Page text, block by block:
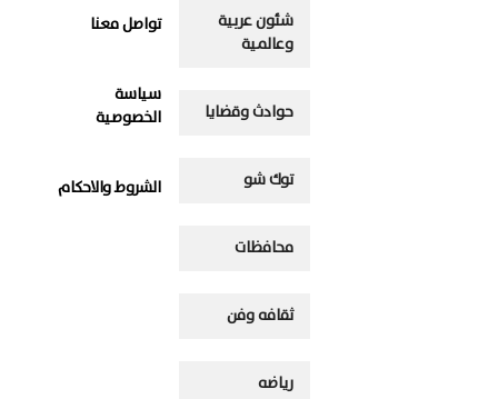
شئون عربية
وعالمية
حوادث وقضايا
توك شو
محافظات
ثقافه وفن
رياضه
تواصل معنا
سياسة
الخصوصية
الشروط والاحكام